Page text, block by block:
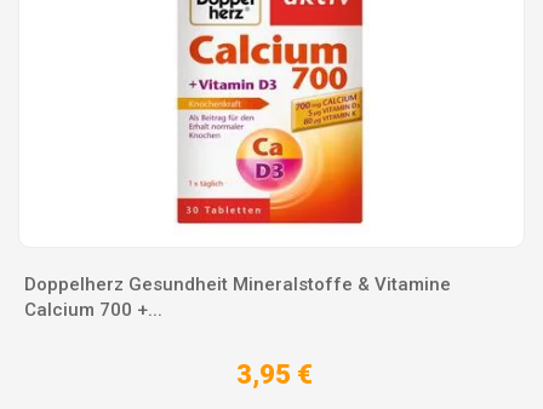
Doppelherz Gesundheit Mineralstoffe & Vitamine
Calcium 700 +...
3,95 €